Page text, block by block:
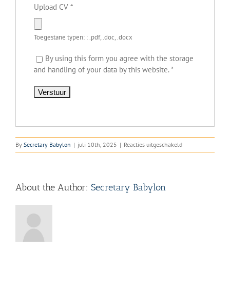
Upload CV *
Toegestane typen: : .pdf, .doc, .docx
By using this form you agree with the storage
and handling of your data by this website.*
By Secretary Babylon | juli 10th, 2025 | Reacties uitgeschakeldvoor
Stagevacature
About the Author: Secretary Babylon